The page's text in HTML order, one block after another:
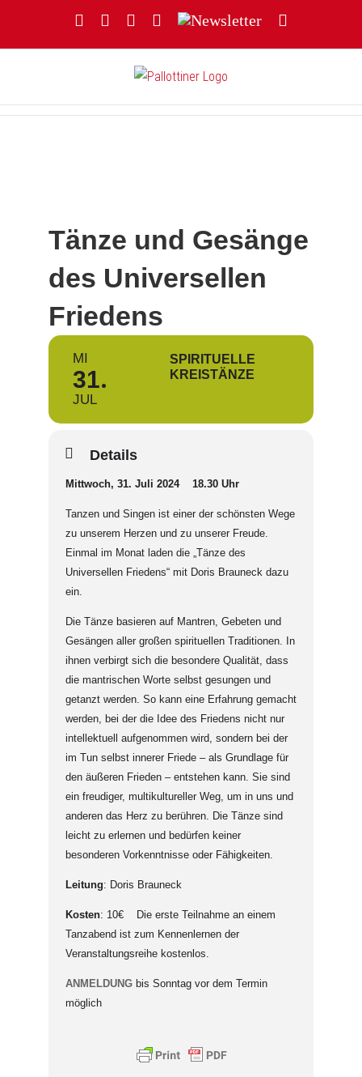
FacebookYouTubeInstagram
Threads
Newsletter
Tänze und Gesänge
des Universellen
Friedens
MI
31
JUL
SPIRITUELLE
KREISTÄNZE
Details
Mittwoch, 31. Juli 2024 18.30 Uhr
Tanzen und Singen ist einer der schönsten Wege
zu unserem Herzen und zu unserer Freude.
Einmal im Monat laden die „Tänze des
Universellen Friedens“ mit Doris Brauneck dazu
ein.
Die Tänze basieren auf Mantren, Gebeten und
Gesängen aller großen spirituellen Traditionen. In
ihnen verbirgt sich die besondere Qualität, dass
die mantrischen Worte selbst gesungen und
getanzt werden. So kann eine Erfahrung gemacht
werden, bei der die Idee des Friedens nicht nur
intellektuell aufgenommen wird, sondern bei der
im Tun selbst innerer Friede – als Grundlage für
den äußeren Frieden – entstehen kann. Sie sind
ein freudiger, multikultureller Weg, um in uns und
anderen das Herz zu berühren. Die Tänze sind
leicht zu erlernen und bedürfen keiner
besonderen Vorkenntnisse oder Fähigkeiten.
Leitung: Doris Brauneck
Kosten: 10€ Die erste Teilnahme an einem
Tanzabend ist zum Kennenlernen der
Veranstaltungsreihe kostenlos.
ANMELDUNG bis Sonntag vor dem Termin
möglich